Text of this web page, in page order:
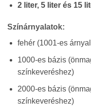
2 liter, 5 liter és 15
Színárnyalatok:
fehér (1001-es
1000-es bázis
színkeveréshez)
2000-es bázis
színkeveréshez)